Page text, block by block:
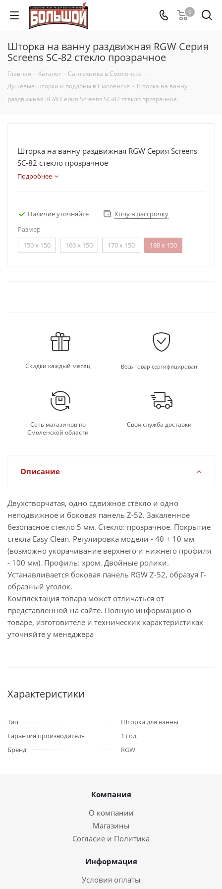
0
Шторка на ванну раздвижная RGW Серия
Screens SC-82 стекло прозрачное
Главная - Каталог - Сантехника в Смоленске -
Душевые шторки и поддоны в Смоленске - Шторка на ванну
раздвижная RGW Серия Screens SC-82 стекло прозрачное
Шторка на ванну раздвижная RGW Серия Screens
SC-82 стекло прозрачное
Подробнее
Наличие уточняйте
Хочу в рассрочку
Размер
150 х 150
160 х 150 170 х 150 180 х 150
Скидки каждый месяц Весь товар сертифицирован
Сеть магазинов по
Смоленской области
Своя служба доставки
Описание
Двухстворчатая, одно сдвижное стекло и одно
неподвижное и боковая панель Z-52. Закаленное
безопасное стекло 5 мм. Стекло: прозрачное. Покрытие
стекла Easy Clean. Регулировка модели - 40 + 10 мм
(возможно укорачивание верхнего и нижнего профиля
- 100 мм). Профиль: хром. Двойные ролики.
Устанавливается боковая панель RGW Z-52, образуя Г-
образный уголок.
Комплектация товара может отличаться от
представленной на сайте. Полную информацию о
товаре, изготовителе и технических характеристиках
уточняйте у менеджера
Характеристики
Тип
Шторка для ванны
Гарантия производителя
1 год
Бренд
RGW
Компания
О компании
Магазины
Согласие и Политика
Информация
Условия оплаты